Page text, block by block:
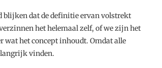
blijken dat de definitie ervan volstrekt
het helemaal zelf, of we zijn het
wat het concept inhoudt. Omdat alle
vinden.